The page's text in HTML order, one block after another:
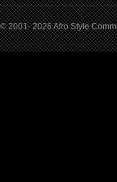
© 2001- 2026 Afro Style